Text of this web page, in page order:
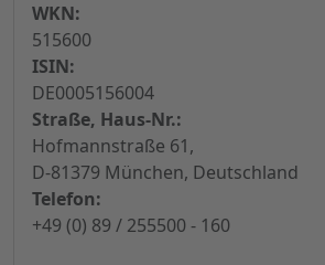
WKN:
515600
ISIN:
DE0005156004
Straße, Haus-Nr.:
Hofmannstraße 61,
D-81379 München, Deutschland
Telefon:
+49 (0) 89 / 255500 - 160